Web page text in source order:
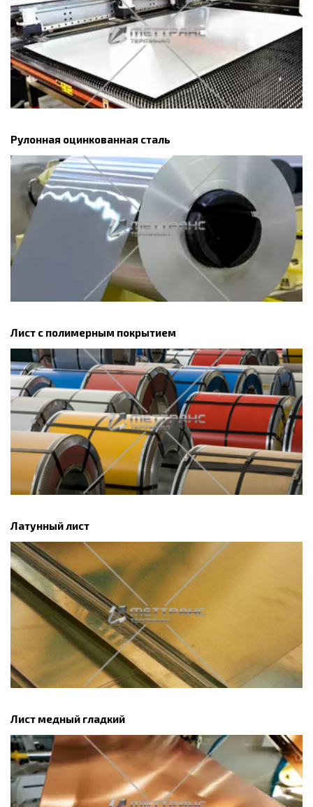
Рулонная оцинкованная сталь
Лист с полимерным покрытием
Латунный лист
Лист медный гладкий